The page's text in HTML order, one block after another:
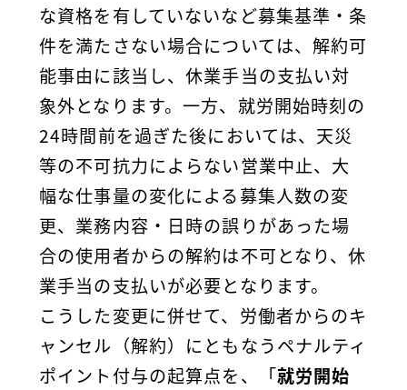
な資格を有していないなど募集基準・条
件を満たさない場合については、解約可
能事由に該当し、休業手当の支払い対
象外となります。一方、就労開始時刻の
24時間前を過ぎた後においては、天災
等の不可抗力によらない営業中止、大
幅な仕事量の変化による募集人数の変
更、業務内容・日時の誤りがあった場
合の使用者からの解約は不可となり、休
業手当の支払いが必要となります。
こうした変更に併せて、労働者からのキ
ャンセル（解約）にともなうペナルティ
ポイント付与の起算点を、「就労開始